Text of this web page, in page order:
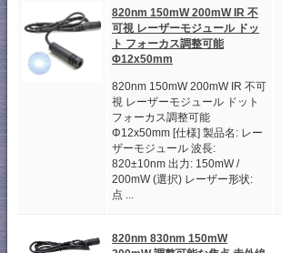
820nm 150mW 200mW IR 不
可視 レーザーモジュール ドッ
ト フォーカス調整可能
Φ12x50mm
820nm 150mW 200mW IR 不可
視 レーザーモジュール ドット
フォーカス調整可能
Φ12x50mm [仕様] 製品名: レー
ザーモジュール 波長:
820±10nm 出力: 150mW /
200mW (選択) レーザー形状:
点 ...
820nm 830nm 150mW